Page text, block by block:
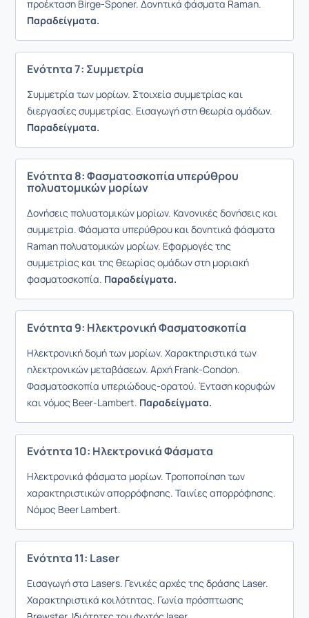
προέκταση Birge-Sponer. Δονητικά φάσματα Raman.
Παραδείγματα.
Ενότητα 7: Συμμετρία
Συμμετρία των μορίων. Στοιχεία συμμετρίας και
διεργασίες συμμετρίας. Εισαγωγή στη θεωρία ομάδων.
Παραδείγματα.
Ενότητα 8: Φασματοσκοπία υπερύθρου
πολυατομικών μορίων
Δονήσεις πολυατομικών μορίων. Κανονικές δονήσεις και
συμμετρία. Φάσματα υπερύθρου και δονητικά φάσματα
Raman πολυατομικών μορίων. Εφαρμογές της
συμμετρίας και της θεωρίας ομάδων στη μοριακή
φασματοσκοπία. Παραδείγματα.
Ενότητα 9: Ηλεκτρονική Φασματοσκοπία
Ηλεκτρονική δομή των μορίων. Χαρακτηριστικά των
ηλεκτρονικών μεταβάσεων. Αρχή Frank-Condon.
Φασματοσκοπία υπεριώδους-ορατού. Ένταση κορυφών
και νόμος Beer-Lambert. Παραδείγματα.
Ενότητα 10: Ηλεκτρονικά Φάσματα
Ηλεκτρονικά φάσματα μορίων. Τροποποίηση των
χαρακτηριστικών απορρόφησης. Ταινίες απορρόφησης.
Νόμος Beer Lambert.
Ενότητα 11: Laser
Εισαγωγή στα Lasers. Γενικές αρχές της δράσης Laser.
Χαρακτηριστικά κοιλότητας. Γωνία πρόσπτωσης